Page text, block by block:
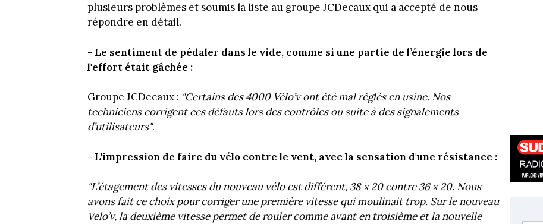
plusieurs problèmes et soumis la liste au groupe JCDecaux qui a accepté de nous
répondre en détail.
- Le sentiment de pédaler dans le vide, comme si une partie de l’énergie lors de
l'effort était gâchée :
Groupe JCDecaux : "Certains des 4000 Vélo’v ont été mal réglés en usine. Nos
techniciens corrigent ces défauts lors des contrôles ou suite à des signalements
d’utilisateurs".
- L'impression de faire du vélo contre le vent, avec la sensation d'une résistance :
"L’étagement des vitesses du nouveau vélo est différent, 38 x 20 contre 36 x 20. Nous
avons fait ce choix pour corriger une première vitesse qui moulinait trop. Sur le nouveau
Velo’v, la deuxième vitesse permet de rouler comme avant en troisième et la nouvelle